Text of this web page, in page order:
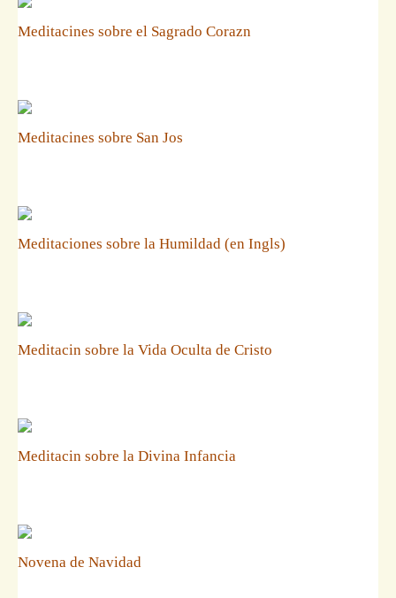
Meditacines sobre el Sagrado Corazn
Meditacines sobre San Jos
Meditaciones sobre la Humildad (en Ingls)
Meditacin sobre la Vida Oculta de Cristo
Meditacin sobre la Divina Infancia
Novena de Navidad